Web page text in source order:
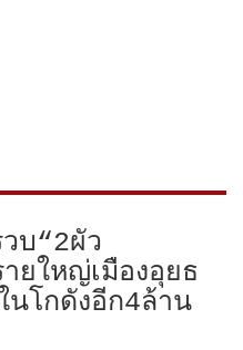
บ“2ผัว
ยใหญ่เมืองอุยธ
โกดังอีก4ล้าน